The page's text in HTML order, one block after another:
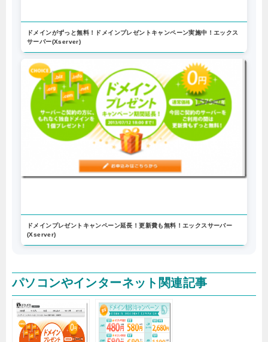
ドメインがずっと無料！ドメインプレゼントキャンペーン実施中！エックス
サーバー(Xserver)
ドメインプレゼントキャンペーン延長！更新費も無料！エックスサーバー
(Xserver)
パソコンやインターネット関連記事